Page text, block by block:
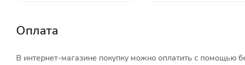
Оплата
В интернет-магазине покупку можно оплатить с помощью